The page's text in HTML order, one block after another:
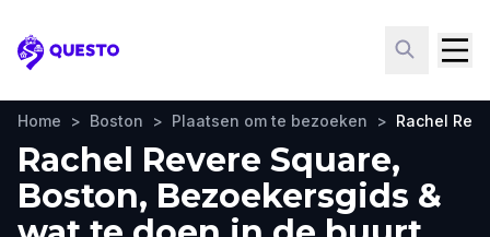
Questo
Home > Boston > Plaatsen om te bezoeken > Rachel
Rachel Revere Square,
Boston, Bezoekersgids &